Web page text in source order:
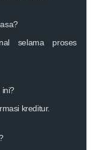
selama proses
ini?
kreditur.